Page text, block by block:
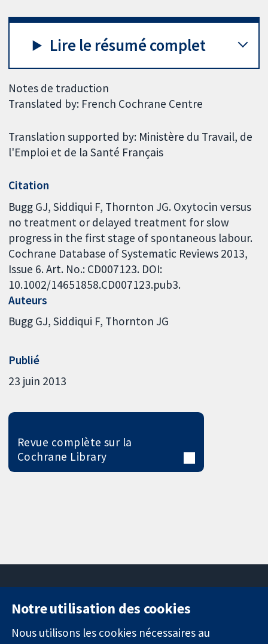
Lire le résumé complet
Notes de traduction
Translated by: French Cochrane Centre
Translation supported by: Ministère du Travail, de
l'Emploi et de la Santé Français
Citation
Bugg GJ, Siddiqui F, Thornton JG. Oxytocin versus
no treatment or delayed treatment for slow
progress in the first stage of spontaneous labour.
Cochrane Database of Systematic Reviews 2013,
Issue 6. Art. No.: CD007123. DOI:
10.1002/14651858.CD007123.pub3.
Auteurs
Bugg GJ Siddiqui F Thornton JG
Publié
23 juin 2013
Revue complète sur la
Cochrane Library
Des données
11-13 Cavendish
Square
nous
Notre utilisation des cookies
Nous utilisons les cookies nécessaires au